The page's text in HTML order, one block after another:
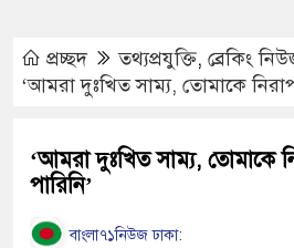
প্রচ্ছদ তথ্যপ্রযুক্তি, ব্রেকিং
‘আমরা দুঃখিত সাম্য, তোমাকে
‘আমরা দুঃখিত সাম্য, তোমাকে
পারিনি’
বাংলা৭১নিউজ ঢাকা: